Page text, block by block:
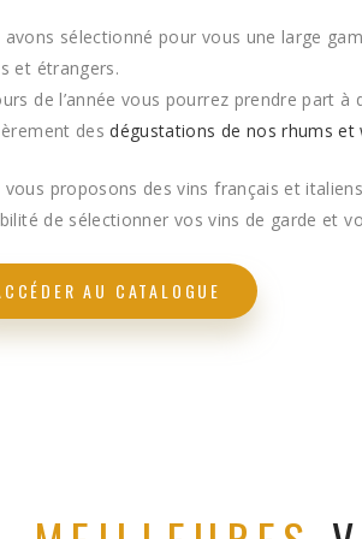
avons sélectionné pour vous une large
et étrangers.
de l’année vous pourrez prendre part
desdégustations de nos rhums et
vous proposons des vins français et
de sélectionner vos vins de garde et
AU CATALOGUE